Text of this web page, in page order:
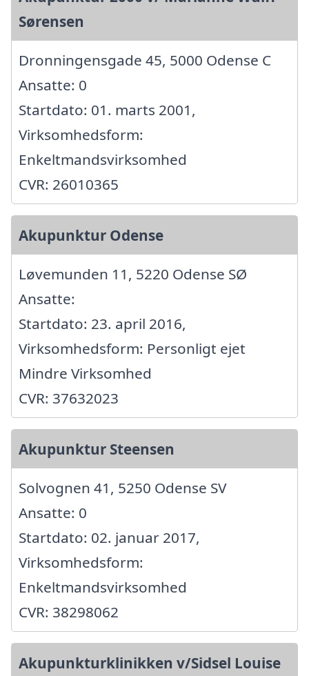
Sørensen
Dronningensgade 45, 5000 Odense C
Ansatte: 0
Startdato: 01. marts 2001,
Virksomhedsform:
Enkeltmandsvirksomhed
CVR: 26010365
Akupunktur Odense
Løvemunden 11, 5220 Odense SØ
Ansatte:
Startdato: 23. april 2016,
Virksomhedsform: Personligt ejet
Mindre Virksomhed
CVR: 37632023
Akupunktur Steensen
Solvognen 41, 5250 Odense SV
Ansatte: 0
Startdato: 02. januar 2017,
Virksomhedsform:
Enkeltmandsvirksomhed
CVR: 38298062
Akupunkturklinikken v/Sidsel Louise